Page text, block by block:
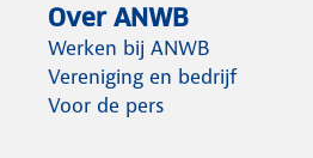
Over ANWB
Werken bij ANWB
Vereniging en bedrijf
Voor de pers